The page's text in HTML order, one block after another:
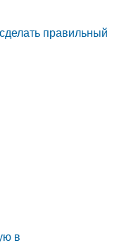
правильный
в